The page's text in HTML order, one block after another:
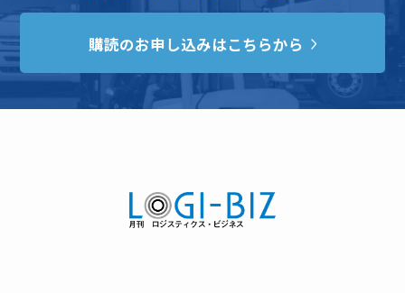
購読のお申し込みはこちらから